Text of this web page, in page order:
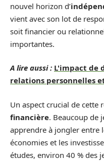
nouvel horizon d’
vient avec son lot de
soit financier ou
importantes.
A lire aussi : L'impact de
relations personnelles
Un aspect crucial de cette
financière. Beaucoup de
apprendre à jongler entre
économies et les
études, environ 40 % des